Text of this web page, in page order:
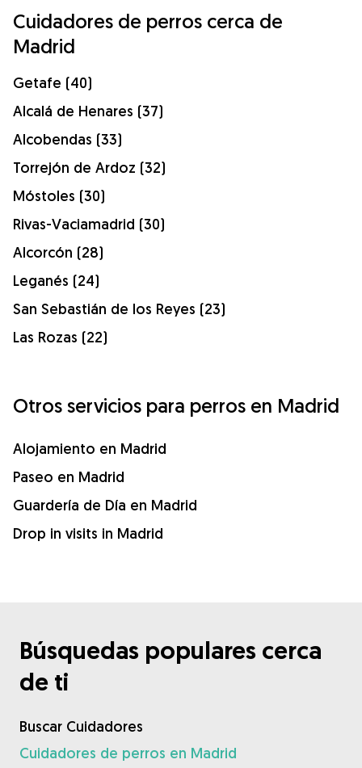
Cuidadores de perros cerca de
Madrid
Getafe (40)
Alcalá de Henares (37)
Alcobendas (33)
Torrejón de Ardoz (32)
Móstoles (30)
Rivas-Vaciamadrid (30)
Alcorcón (28)
Leganés (24)
San Sebastián de los Reyes (23)
Las Rozas (22)
Otros servicios para perros en Madrid
Alojamiento en Madrid
Paseo en Madrid
Guardería de Día en Madrid
Drop in visits in Madrid
Búsquedas populares cerca
de ti
Buscar Cuidadores
Cuidadores de perros en Madrid